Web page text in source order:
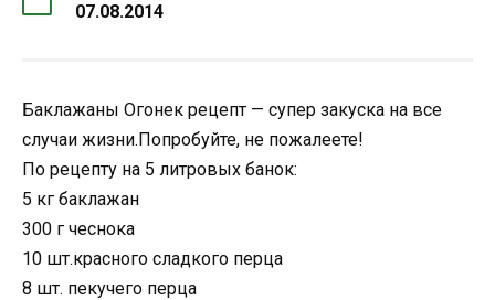
07.08.2014
Баклажаны Огонек рецепт — супер закуска на все
случаи жизни.Попробуйте, не пожалеете!
По рецепту на 5 литровых банок:
5 кг баклажан
300 г чеснока
10 шт.красного сладкого перца
8 шт. пекучего перца